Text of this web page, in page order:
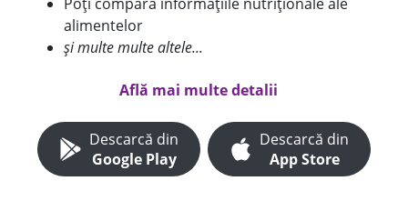
alimentelor
și multe multe altele...
Află mai multe detalii
Descarcă din
Google Play
Descarcă din
App Store